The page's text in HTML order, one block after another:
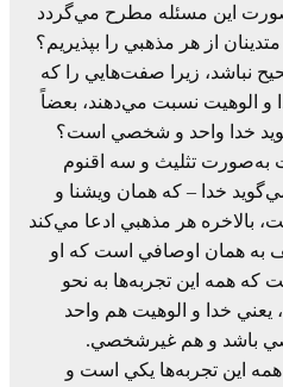
اين‌ مسئله‌ مطرح‌ مي‌گردد
از هر مذهبي‌ را بپذيريم؟
نباشد، زيرا صفت‌هايي‌ را كه‌
و الوهيت‌ نسبت مي‌دهند، بعضاً‌
خدا واحد و شخصي‌ است؟
به‌صورت‌ تثليث‌ و سه‌ اقنوم‌
خدا – كه‌ همان‌ ويشنا و
بالاخره‌ هر مذهبي‌ ادعا مي‌كند
به‌ همان‌ اوصافي‌ است‌ كه‌ او
كه‌ همه‌ اين‌ تجربه‌ها به‌ نحو
خدا و الوهيت هم‌ واحد
باشد و هم‌ غيرشخصي.
اين تجربه‌ها يكي‌ است‌ و